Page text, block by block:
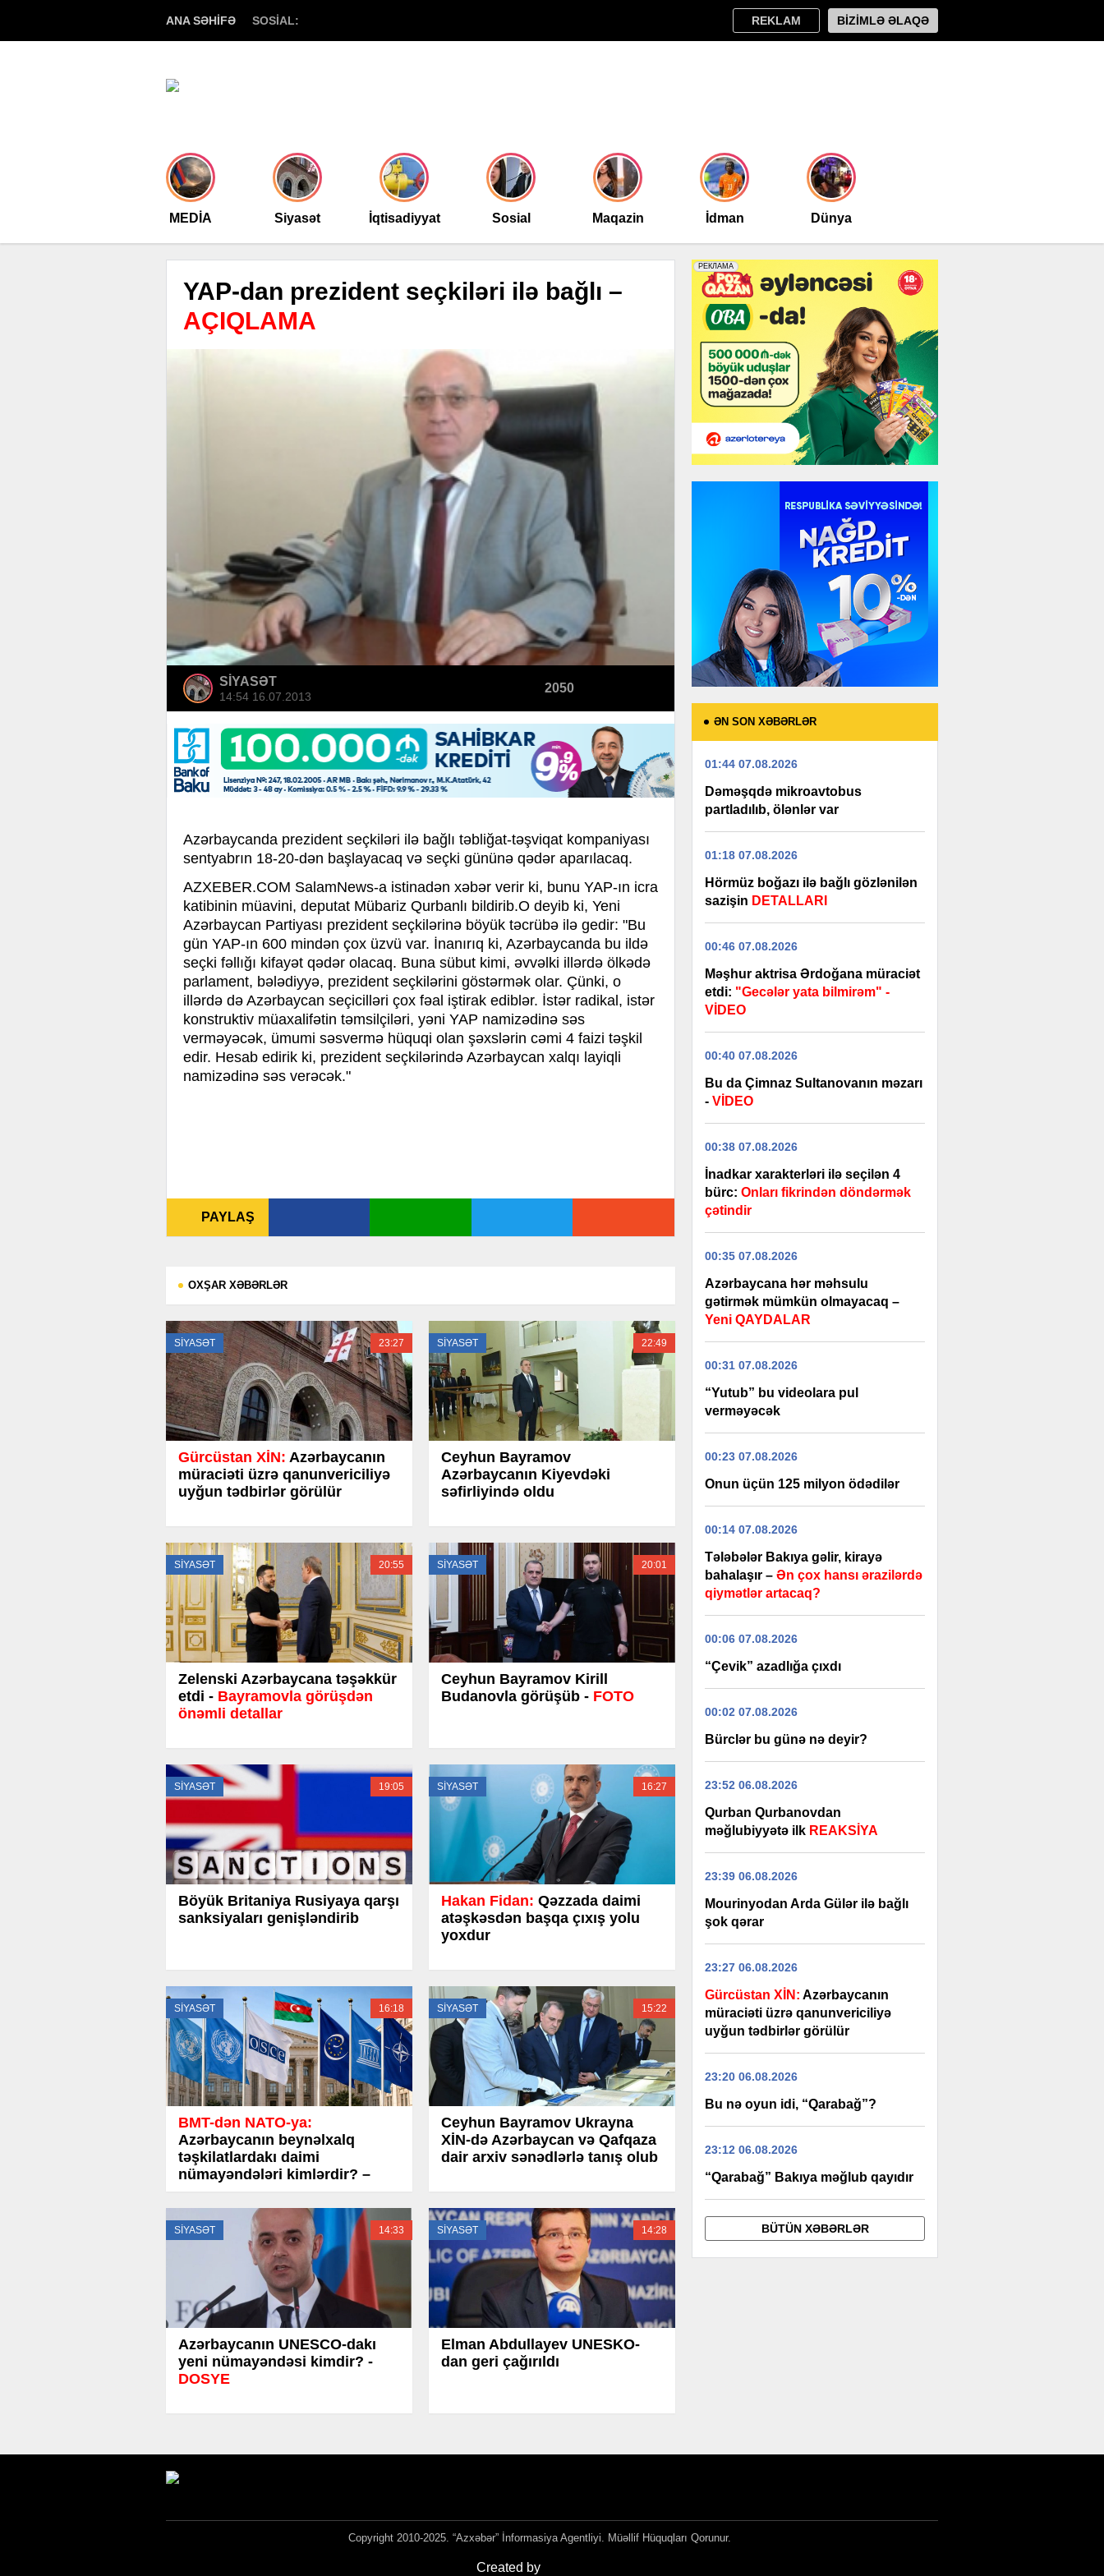
ANA SƏHİFƏ SOSİAL: REKLAM BİZİMLƏ ƏLAQƏ
MEDİA Siyasət İqtisadiyyat Sosial Maqazin İdman Dünya
YAP-dan prezident seçkiləri ilə bağlı –
AÇIQLAMA
SİYASƏT
14:54 16.07.2013
2050
Azərbaycanda prezident seçkiləri ilə bağlı təbliğat-təşviqat kompaniyası
sentyabrın 18-20-dən başlayacaq və seçki gününə qədər aparılacaq.
AZXEBER.COM SalamNews-a istinadən xəbər verir ki, bunu YAP-ın icra
katibinin müavini, deputat Mübariz Qurbanlı bildirib.O deyib ki, Yeni
Azərbaycan Partiyası prezident seçkilərinə böyük təcrübə ilə gedir: "Bu
gün YAP-ın 600 mindən çox üzvü var. İnanırıq ki, Azərbaycanda bu ildə
seçki fəllığı kifayət qədər olacaq. Buna sübut kimi, əvvəlki illərdə ölkədə
parlament, bələdiyyə, prezident seçkilərini göstərmək olar. Çünki, o
illərdə də Azərbaycan seçicilləri çox fəal iştirak ediblər. İstər radikal, istər
konstruktiv müaxalifətin təmsilçiləri, yəni YAP namizədinə səs
verməyəcək, ümumi səsvermə hüquqi olan şəxslərin cəmi 4 faizi təşkil
edir. Hesab edirik ki, prezident seçkilərində Azərbaycan xalqı layiqli
namizədinə səs verəcək."
PAYLAŞ
OXŞAR XƏBƏRLƏR
SİYASƏT 23:27
Gürcüstan XİN: Azərbaycanın
müraciəti üzrə qanunvericiliyə
uyğun tədbirlər görülür
SİYASƏT 22:49
Ceyhun Bayramov
Azərbaycanın Kiyevdəki
səfirliyində oldu
SİYASƏT 20:55
Zelenski Azərbaycana təşəkkür
etdi - Bayramovla görüşdən
önəmli detallar
SİYASƏT 20:01
Ceyhun Bayramov Kirill
Budanovla görüşüb - FOTO
SİYASƏT 19:05
Böyük Britaniya Rusiyaya qarşı
sanksiyaları genişləndirib
SİYASƏT 16:27
Hakan Fidan: Qəzzada daimi
atəşkəsdən başqa çıxış yolu
yoxdur
SİYASƏT 16:18
BMT-dən NATO-ya:
Azərbaycanın beynəlxalq
təşkilatlardakı daimi
nümayəndələri kimlərdir? –
SİYASƏT 15:22
Ceyhun Bayramov Ukrayna
XİN-də Azərbaycan və Qafqaza
dair arxiv sənədlərlə tanış olub
SİYASƏT 14:33
Azərbaycanın UNESCO-dakı
yeni nümayəndəsi kimdir? -
DOSYE
SİYASƏT 14:28
Elman Abdullayev UNESKO-
dan geri çağırıldı
ƏN SON XƏBƏRLƏR
01:44 07.08.2026
Dəməşqdə mikroavtobus
partladılıb, ölənlər var
01:18 07.08.2026
Hörmüz boğazı ilə bağlı gözlənilən
sazişin DETALLARI
00:46 07.08.2026
Məşhur aktrisa Ərdoğana müraciət
etdi: "Gecələr yata bilmirəm" -
VİDEO
00:40 07.08.2026
Bu da Çimnaz Sultanovanın məzarı
- VİDEO
00:38 07.08.2026
İnadkar xarakterləri ilə seçilən 4
bürc: Onları fikrindən döndərmək
çətindir
00:35 07.08.2026
Azərbaycana hər məhsulu
gətirmək mümkün olmayacaq –
Yeni QAYDALAR
00:31 07.08.2026
“Yutub” bu videolara pul
verməyəcək
00:23 07.08.2026
Onun üçün 125 milyon ödədilər
00:14 07.08.2026
Tələbələr Bakıya gəlir, kirayə
bahalaşır – Ən çox hansı ərazilərdə
qiymətlər artacaq?
00:06 07.08.2026
“Çevik” azadlığa çıxdı
00:02 07.08.2026
Bürclər bu günə nə deyir?
23:52 06.08.2026
Qurban Qurbanovdan
məğlubiyyətə ilk REAKSİYA
23:39 06.08.2026
Mourinyodan Arda Gülər ilə bağlı
şok qərar
23:27 06.08.2026
Gürcüstan XİN: Azərbaycanın
müraciəti üzrə qanunvericiliyə
uyğun tədbirlər görülür
23:20 06.08.2026
Bu nə oyun idi, “Qarabağ”?
23:12 06.08.2026
“Qarabağ” Bakıya məğlub qayıdır
BÜTÜN XƏBƏRLƏR
Copyright 2010-2025. “Azxəbər” İnformasiya Agentliyi. Müəllif Hüquqları Qorunur.
Created by